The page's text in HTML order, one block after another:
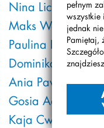
pełnym
wszystkie
jednak
Pamiętaj,
Nina Lichocka,
Maks Warych
Paulina
Dominika
Ania Pawinska
Gosia Adamiec
Kaja Cwikla